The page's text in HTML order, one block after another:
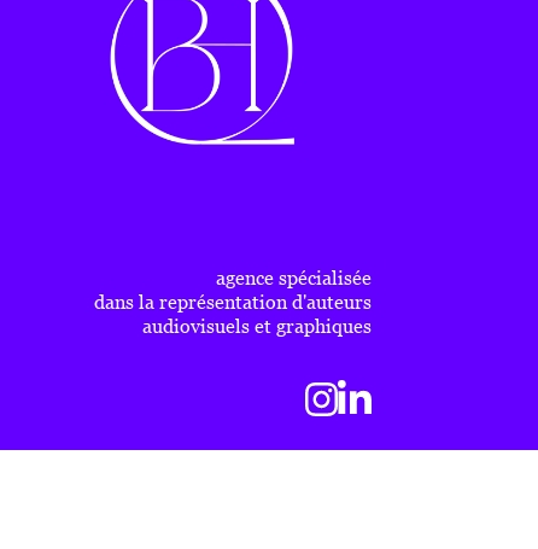
agence spécialisée
dans la représentation d'auteurs
audiovisuels et graphiques